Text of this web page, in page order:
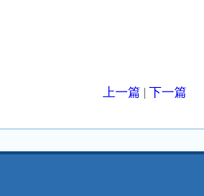
上一篇 | 下一篇